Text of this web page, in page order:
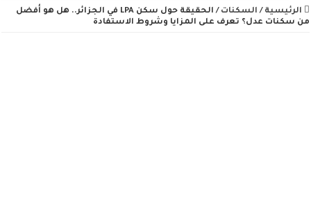
الرئيسية / السكنات /
الحقيقة حول سكن LPA في الجزائر.. هل هو أفضل
من سكنات عدل؟ تعرف على المزايا وشروط الاستفادة